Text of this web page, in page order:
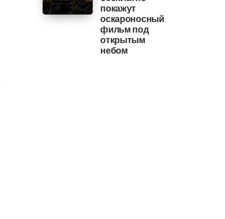
покажут
оскароносный
фильм под
открытым
небом